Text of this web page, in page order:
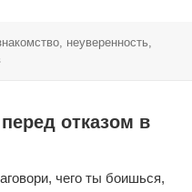
неуверенность
к записи Воспринимайте отказы
отказом в
чего ты боишься,